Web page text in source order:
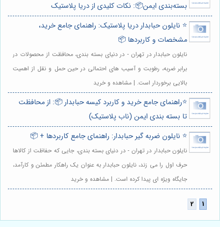
بسته‌بندی ایمن📦: نکات کلیدی از دریا پلاستیک
⭐️ نایلون حبابدار دریا پلاستیک: راهنمای جامع خرید،
مشخصات و کاربردها 📦
نایلون حبابدار در تهران - در دنیای بسته بندی، محافظت از محصولات در
برابر ضربه، رطوبت و آسیب های احتمالی در حین حمل و نقل از اهمیت
بالایی برخوردار است. | مشاهده و خرید
⭐️راهنمای جامع خرید و کاربرد کیسه حبابدار 📦: از محافظت
تا بسته بندی ایمن (ناب پلاستیک)
⭐️ نایلون ضربه گیر حبابدار: راهنمای جامع کاربردها + 📦
نایلون حبابدار در تهران - در دنیای بسته بندی، جایی که حفاظت از کالاها
حرف اول را می زند، نایلون حبابدار به عنوان یک راهکار مطمئن و کارآمد،
جایگاه ویژه ای پیدا کرده است. | مشاهده و خرید